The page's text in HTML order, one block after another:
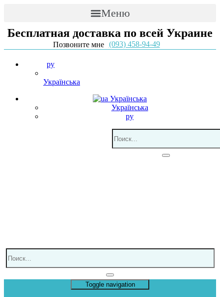
Меню
Бесплатная доставка по всей Украине
Позвоните мне (093) 458-94-49
ру
Українська
Українська
Українська
ру
Toggle navigation